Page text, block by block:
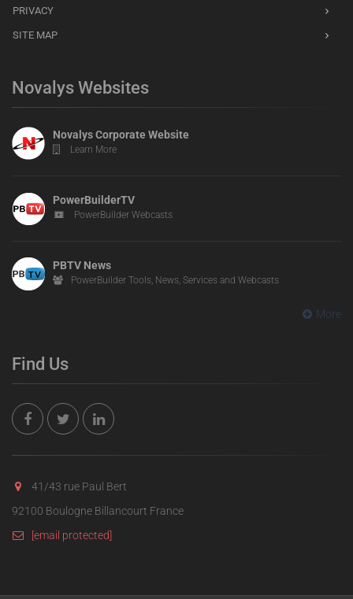
PRIVACY
SITE MAP
Novalys Websites
Novalys Corporate Website
Learn More
PowerBuilderTV
PowerBuilder Webcasts
PBTV News
PowerBuilder Tools, News, Services and Webcasts
More
Find Us
41/43 rue Paul Bert
92100 Boulogne Billancourt France
[email protected]